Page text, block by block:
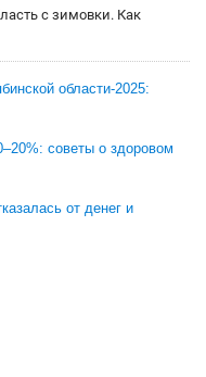
с зимовки. Как
области-2025:
советы о здоровом
от денег и